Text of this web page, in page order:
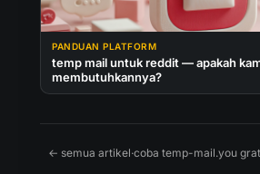
PANDUAN PLATFORM
temp mail untuk reddit — apakah
membutuhkannya?
← semua artikel·coba temp-mail.you